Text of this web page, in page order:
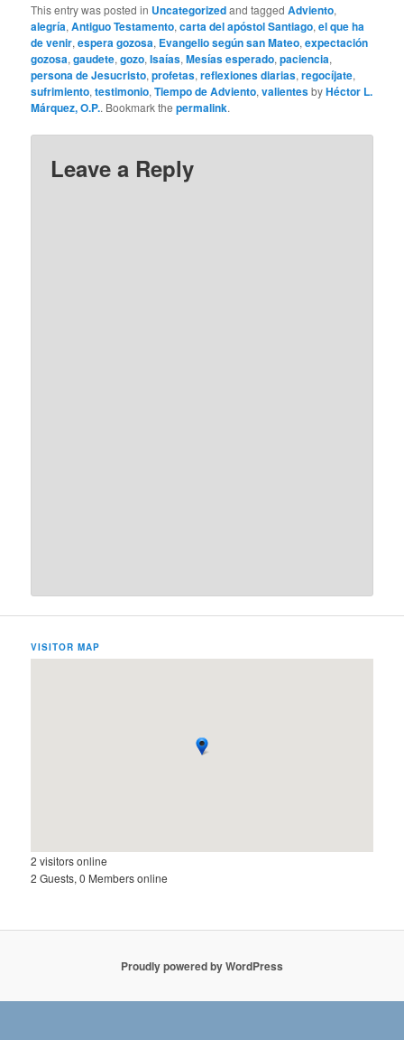
This entry was posted in Uncategorizedand taggedAdviento,
alegría,Antiguo Testamento,carta del apóstol Santiago,el que ha
de venir,espera gozosa, Evangelio según san Mateo,expectación
gozosa,gaudete,gozo,Isaías,Mesías esperado,paciencia,
persona de Jesucristo,profetas,reflexiones diarias,regocíjate,
sufrimiento,testimonio,Tiempo de Adviento,valientesbyHéctor L.
Márquez, O.P.. Bookmark thepermalink.
Leave a Reply
VISITOR MAP
2 visitors online
2 Guests, 0 Members online
Proudly powered by WordPress